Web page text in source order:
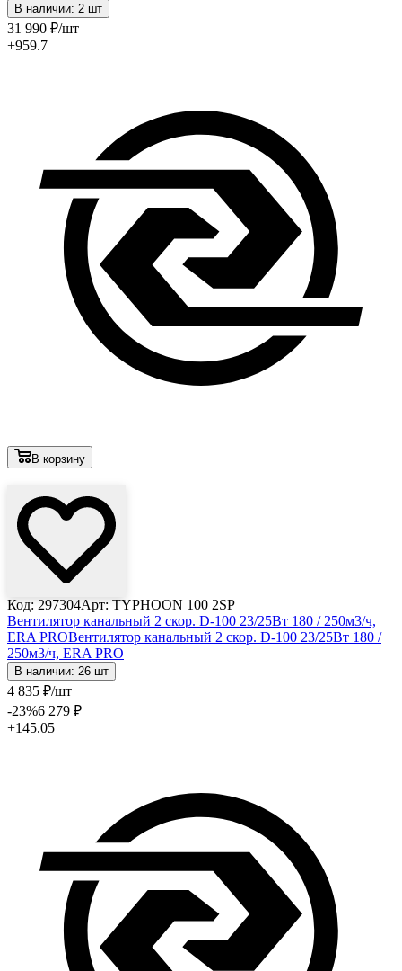
В наличии: 2 шт
31 990 ₽/шт
+959.7
В корзину
Код: 297304Арт: TYPHOON 100 2SP
Вентилятор канальный 2 скор. D-100 23/25Вт 180 / 250м3/ч,
ERA PROВентилятор канальный 2 скор. D-100 23/25Вт 180 /
250м3/ч, ERA PRO
В наличии: 26 шт
4 835 ₽/шт
-23%6 279 ₽
+145.05